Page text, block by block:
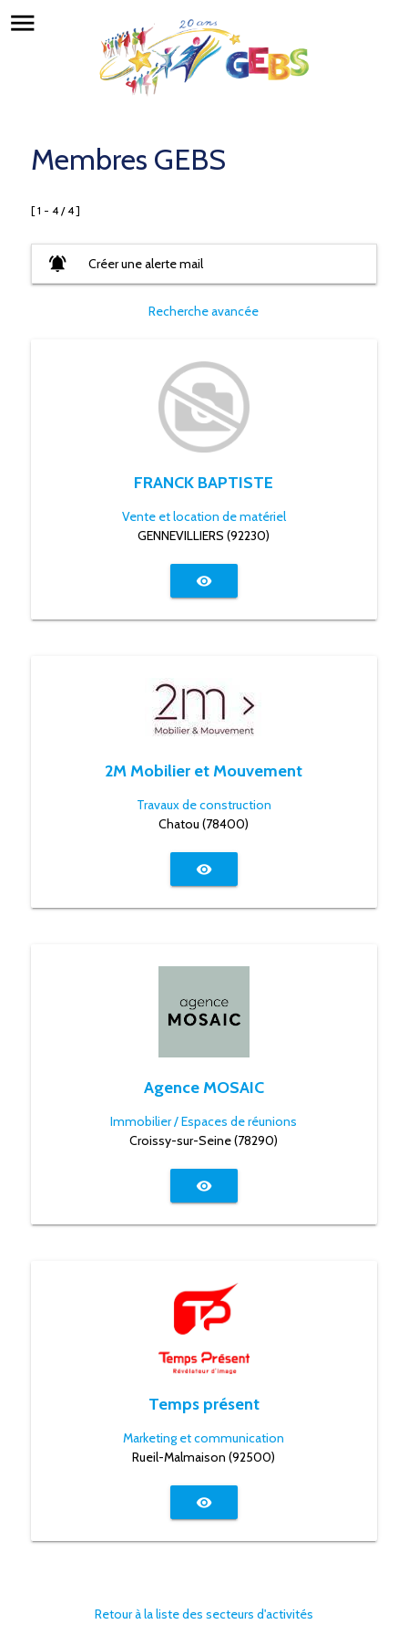
menu
Membres GEBS
[ 1 - 4 / 4 ]
notifications_active Créer une alerte mail
Recherche avancée
FRANCK BAPTISTE
Vente et location de matériel
GENNEVILLIERS (92230)
visibility
2M Mobilier et Mouvement
Travaux de construction
Chatou (78400)
visibility
Agence MOSAIC
Immobilier / Espaces de réunions
Croissy-sur-Seine (78290)
visibility
Temps présent
Marketing et communication
Rueil-Malmaison (92500)
visibility
Retour à la liste des secteurs d'activités